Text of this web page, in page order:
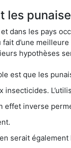
les
dans les pays
d’une
hypothèses
que les punaises
L’utilisation
permettant donc aux
également la